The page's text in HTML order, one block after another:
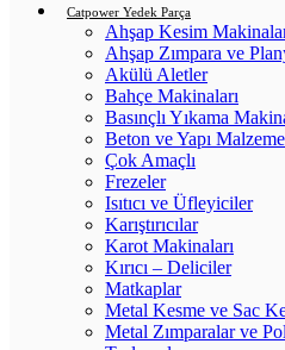
Catpower Yedek Parça
Ahşap Kesim
Ahşap Zımpara ve
Akülü Aletler
Bahçe Makinaları
Basınçlı Yıkama
Beton ve Yapı
Çok Amaçlı
Frezeler
Isıtıcı ve Üfleyiciler
Karıştırıcılar
Karot Makinaları
Kırıcı – Deliciler
Matkaplar
Metal Kesme ve Sac
Metal Zımparalar ve